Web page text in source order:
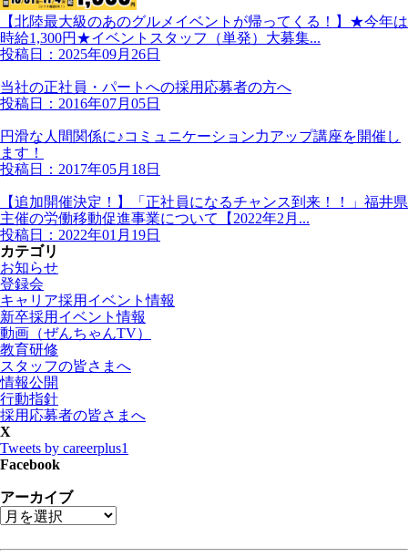
【北陸最大級のあのグルメイベントが帰ってくる！】★今年は
時給1,300円★イベントスタッフ（単発）大募集...
投稿日：2025年09月26日
当社の正社員・パートへの採用応募者の方へ
投稿日：2016年07月05日
円滑な人間関係に♪コミュニケーション力アップ講座を開催し
ます！
投稿日：2017年05月18日
【追加開催決定！】「正社員になるチャンス到来！！」福井県
主催の労働移動促進事業について【2022年2月...
投稿日：2022年01月19日
カテゴリ
お知らせ
登録会
キャリア採用イベント情報
新卒採用イベント情報
動画（ぜんちゃんTV）
教育研修
スタッフの皆さまへ
情報公開
行動指針
採用応募者の皆さまへ
X
Tweets by careerplus1
Facebook
アーカイブ